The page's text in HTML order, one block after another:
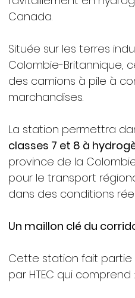
Canada.
Située sur les terres
Colombie-Britannique,
des camions à pile à
marchandises.
La station permettra
classes 7 et 8 à
province de la
pour le transport
dans des conditions
Un maillon clé du
Cette station fait
par HTEC qui comprend :